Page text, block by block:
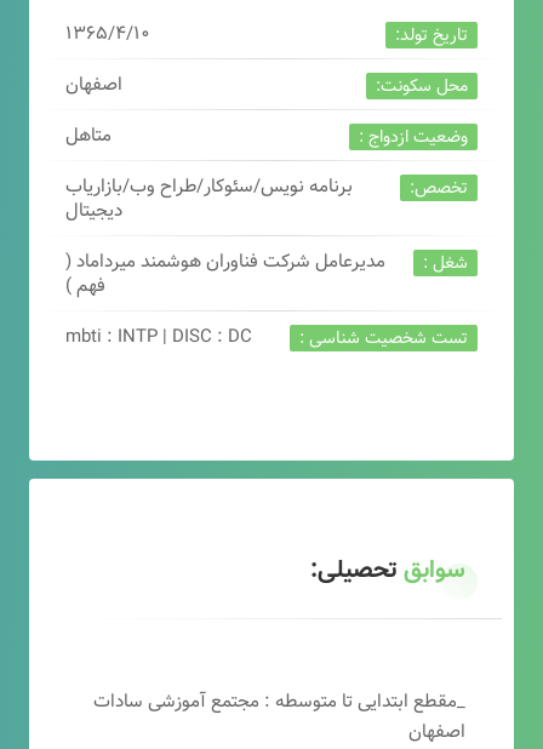
تاریخ تولد: ۱۳۶۵/۴/۱۰
محل سکونت: اصفهان
وضعیت ازدواج : متاهل
تخصص:
برنامه نویس/سئوکار/طراح وب/بازاریاب
دیجیتال
شغل :
مدیرعامل شرکت فناوران هوشمند میرداماد (
فهم )
تست شخصیت شناسی : mbti : INTP | DISC : DC
سوابقتحصیلی:
_مقطع ابتدایی تا متوسطه : مجتمع آموزشی سادات
اصفهان